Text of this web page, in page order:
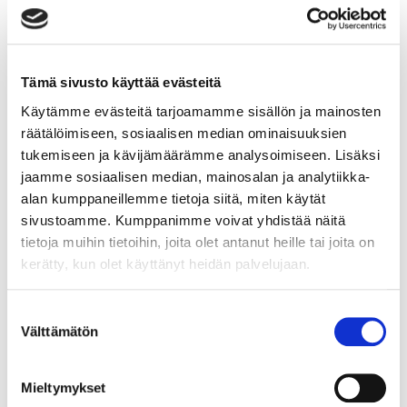
Tämä sivusto käyttää evästeitä
Käytämme evästeitä tarjoamamme sisällön ja mainosten
räätälöimiseen, sosiaalisen median ominaisuuksien
tukemiseen ja kävijämäärämme analysoimiseen. Lisäksi
jaamme sosiaalisen median, mainosalan ja analytiikka-
alan kumppaneillemme tietoja siitä, miten käytät
sivustoamme. Kumppanimme voivat yhdistää näitä
tietoja muihin tietoihin, joita olet antanut heille tai joita on
kerätty, kun olet käyttänyt heidän palvelujaan.
valinta
Välttämätön
Mieltymykset
Lue lisää
Ympäristökasvattajan työ on
maailman tärkeintä työtä
Ympäristökasvattajat ovat viestinviejiä uuden
elämäntavan ja kulttuurin opettamiseen ja oppimiseen.
He ovat harvinaisen optimistisia ja elämänuskoisia